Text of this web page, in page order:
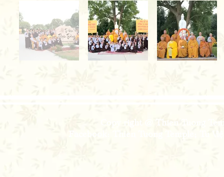
Copy right @ Thien Tuong
Facebook: Thien Tuong Temple; Tu